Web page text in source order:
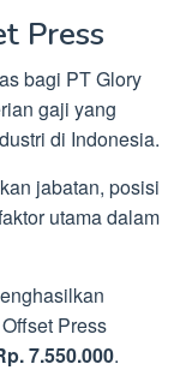
Press
bagi PT Glory
gaji yang
di Indonesia.
jabatan, posisi
utama dalam
Press
7.550.000.